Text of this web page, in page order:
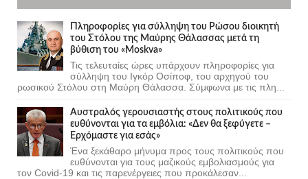
Πληροφορίες για σύλληψη του Ρώσου διοικητή
του Στόλου της Mαύρης Θάλασσας μετά τη
βύθιση του «Moskva»
Τις τελευταίες ώρες υπάρχουν πληροφορίες για
σύλληψη του Ιγκόρ Οσίποφ, του αρχηγού του
ρωσικού Στόλου στη Μαύρη Θάλασσα. Σύμφωνα με τις πλη...
Αυστραλός γερουσιαστής στους πολιτικούς που
ευθύνονται για τα εμβόλια: «Δεν θα ξεφύγετε –
Ερχόμαστε για εσάς»
Ένα ξεκάθαρο μήνυμα προς τους πολιτικούς που
ευθύνονται για τους μαζικούς εμβολιασμούς για
τον Covid-19 και τις παρενέργειες που προκάλεσαν...